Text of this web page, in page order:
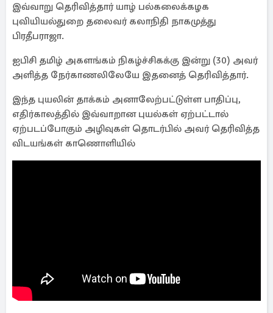
இவ்வாறு தெரிவித்தார் யாழ் பல்கலைக்கழக
புவியியல்துறை தலைவர் கலாநிதி நாகமுத்து
பிரதீபராஜா.
ஐபிசி தமிழ் அகளங்கம் நிகழ்ச்சிகக்கு இன்று (30) அவர்
அளித்த நேர்காணலிலேயே இதனைத் தெரிவித்தார்.
இந்த புயலின் தாக்கம் அனாலேற்பட்டுள்ள பாதிப்பு,
எதிர்காலத்தில் இவ்வாறான புயல்கள் ஏற்பட்டால்
ஏற்படப்போகும் அழிவுகள் தொடர்பில் அவர் தெரிவித்த
விடயங்கள் காணொளியில்